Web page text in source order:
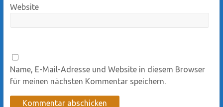
Website
Name, E-Mail-Adresse und Website in diesem Browser
für meinen nächsten Kommentar speichern.